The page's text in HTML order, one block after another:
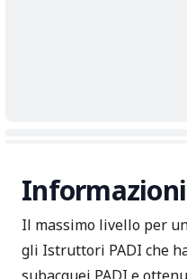
Il massimo livello per
gli Istruttori PADI che